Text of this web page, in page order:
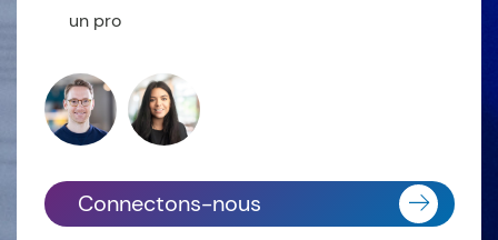
un pro
Connectons-nous